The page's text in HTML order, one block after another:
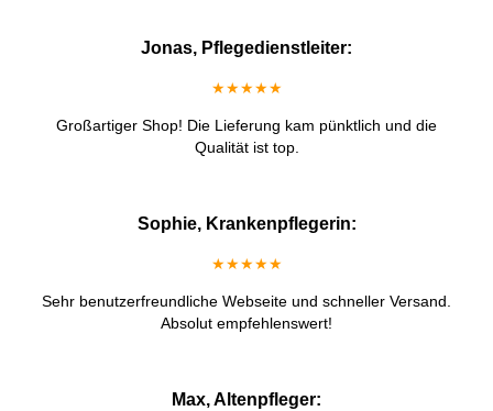
Jonas, Pflegedienstleiter:
★★★★★
Großartiger Shop! Die Lieferung kam pünktlich und die
Qualität ist top.
Sophie, Krankenpflegerin:
★★★★★
Sehr benutzerfreundliche Webseite und schneller Versand.
Absolut empfehlenswert!
Max, Altenpfleger: